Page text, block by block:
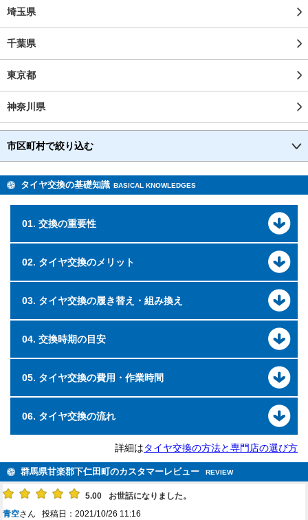
埼玉県
千葉県
東京都
神奈川県
市区町村で絞り込む
タイヤ交換の基礎知識 BASICAL KNOWLEDGES
01. 交換の重要性
02. タイヤ交換のメリット
03. タイヤ交換の履き替え・組み換え
04. 交換時期の目安
05. タイヤ交換の費用・作業時間
06. タイヤ交換の流れ
詳細はタイヤ交換の方法と専門店の選び方
群馬県甘楽郡下仁田町のカスタマーレビュー REVIEW
5.00
お世話になりました。
青空さん 投稿日：2021/10/26 11:16